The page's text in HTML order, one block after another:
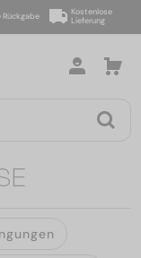
Rückgabe
Kostenlose
Lieferung